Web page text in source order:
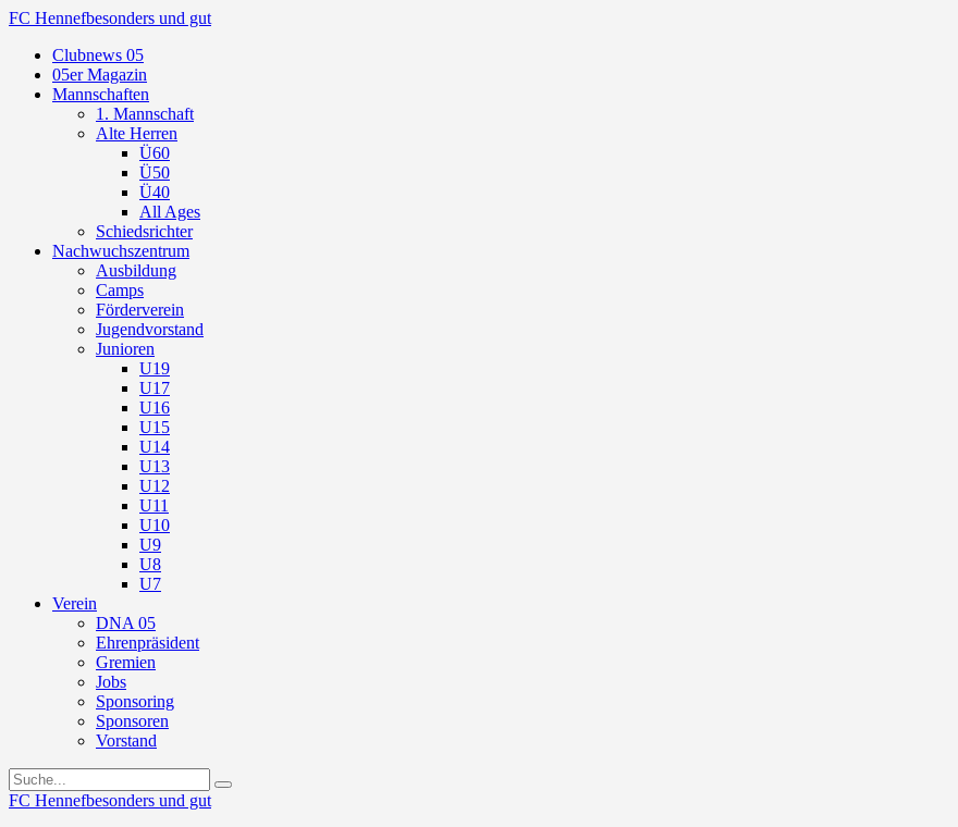
FC Hennefbesonders und gut
Clubnews 05
05er Magazin
Mannschaften
1. Mannschaft
Alte Herren
Ü60
Ü50
Ü40
All Ages
Schiedsrichter
Nachwuchszentrum
Ausbildung
Camps
Förderverein
Jugendvorstand
Junioren
U19
U17
U16
U15
U14
U13
U12
U11
U10
U9
U8
U7
Verein
DNA 05
Ehrenpräsident
Gremien
Jobs
Sponsoring
Sponsoren
Vorstand
FC Hennefbesonders und gut